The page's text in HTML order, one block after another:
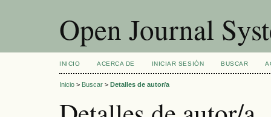
Open Journal
INICIO ACERCA DE INICIAR SESIÓN BUSCAR
Inicio > Buscar > Detalles de autor/a